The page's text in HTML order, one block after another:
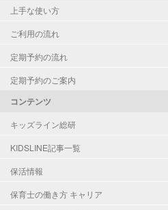
上手な使い方
ご利用の流れ
定期予約の流れ
定期予約のご案内
コンテンツ
キッズライン総研
KIDSLINE記事一覧
保活情報
保育士の働き方 キャリア